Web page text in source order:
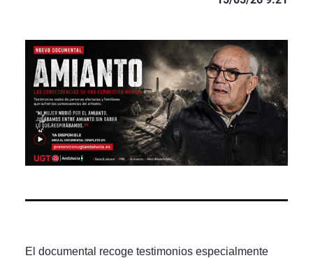
El documental recoge testimonios especialmente